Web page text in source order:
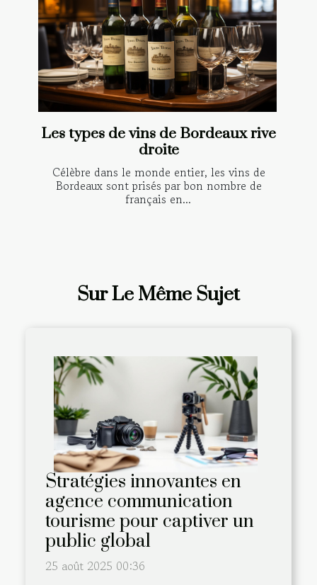
Les types de vins de Bordeaux rive
droite
Célèbre dans le monde entier, les vins de
Bordeaux sont prisés par bon nombre de
français en...
Sur Le Même Sujet
Stratégies innovantes en
agence communication
tourisme pour captiver un
public global
25 août 2025 00:36